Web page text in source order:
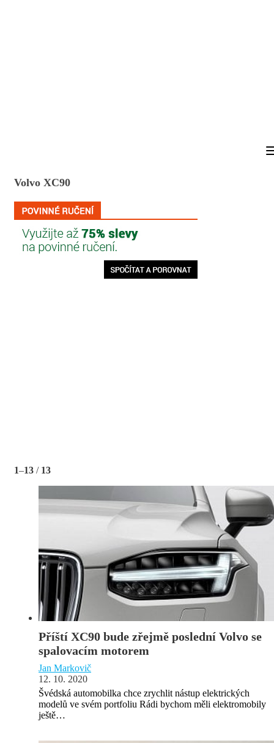
Volvo XC90
1–13 / 13
Příští XC90 bude zřejmě poslední Volvo se
spalovacím motorem
Jan Markovič
12. 10. 2020
Švédská automobilka chce zrychlit nástup elektrických
modelů ve svém portfoliu Rádi bychom měli elektromobily
ještě…